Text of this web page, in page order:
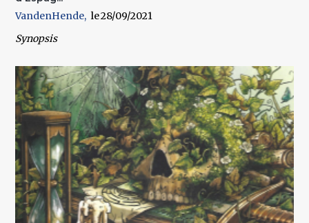
VandenHende
28/09/2021
Synopsis